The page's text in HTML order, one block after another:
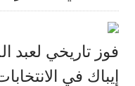
فوز تاريخي لعبد
إيباك في